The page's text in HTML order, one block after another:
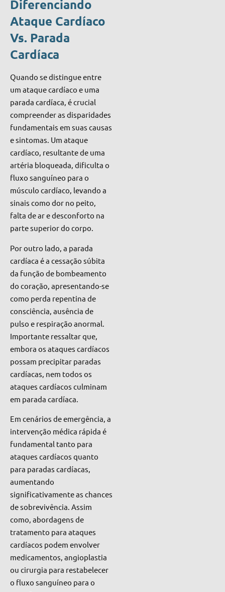
Diferenciando
Ataque Cardíaco
Vs. Parada
Cardíaca
Quando se distingue entre
um ataque cardíaco e uma
parada cardíaca, é crucial
compreender as disparidades
fundamentais em suas causas
e sintomas. Um ataque
cardíaco, resultante de uma
artéria bloqueada, dificulta o
fluxo sanguíneo para o
músculo cardíaco, levando a
sinais como dor no peito,
falta de ar e desconforto na
parte superior do corpo.
Por outro lado, a parada
cardíaca é a cessação súbita
da função de bombeamento
do coração, apresentando-se
como perda repentina de
consciência, ausência de
pulso e respiração anormal.
Importante ressaltar que,
embora os ataques cardíacos
possam precipitar paradas
cardíacas, nem todos os
ataques cardíacos culminam
em parada cardíaca.
Em cenários de emergência, a
intervenção médica rápida é
fundamental tanto para
ataques cardíacos quanto
para paradas cardíacas,
aumentando
significativamente as chances
de sobrevivência. Assim
como, abordagens de
tratamento para ataques
cardíacos podem envolver
medicamentos, angioplastia
ou cirurgia para restabelecer
o fluxo sanguíneo para o